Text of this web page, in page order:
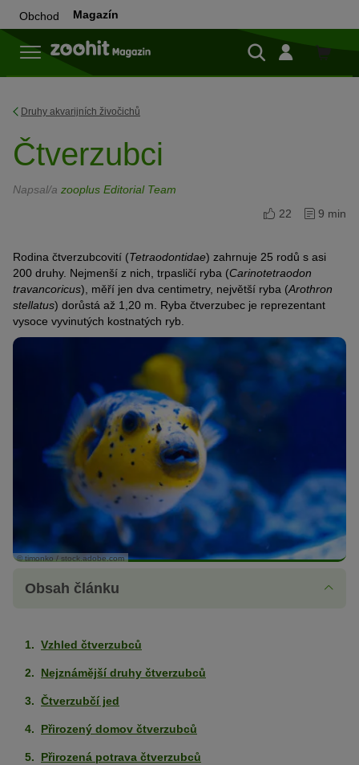
Obchod Magazín
Do
Druhy akvarijních živočichů
Čtverzubci
Napsal/a zooplus Editorial Team
22
9 min
Rodina čtverzubcovití (Tetraodontidae) zahrnuje 25 rodů s asi
200 druhy. Nejmenší z nich, trpasličí ryba (Carinotetraodon
travancoricus), měří jen dva centimetry, největší ryba (Arothron
stellatus) dorůstá až 1,20 m. Ryba čtverzubec je reprezentant
vysoce vyvinutých kostnatých ryb.
© timonko / stock.adobe.com
Obsah článku
Vzhled čtverzubců
Nejznámější druhy čtverzubců
Čtverzubčí jed
Přirozený domov čtverzubců
Přirozená potrava čtverzubců